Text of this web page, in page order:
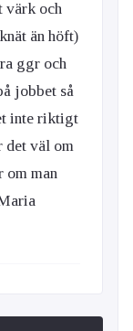
värk och
än höft)
ggr och
jobbet så
inte riktigt
det väl om
om man